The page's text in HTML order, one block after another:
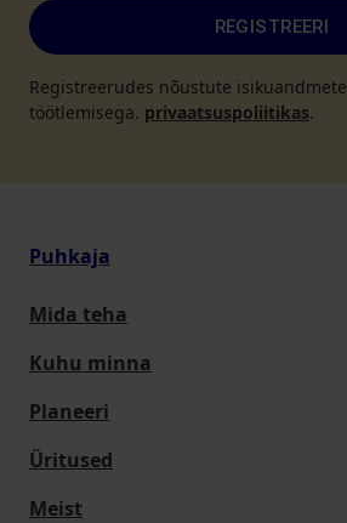
REGISTREERI
Registreerudes nõustute isikuandmete
töötlemisega. privaatsuspoliitikas.
Puhkaja
Mida teha
Kuhu minna
Planeeri
Üritused
Meist